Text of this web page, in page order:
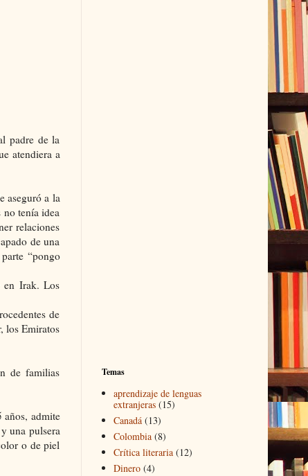
padre de la
atendiera a
aseguró a la
tenía idea
relaciones
de una
“pongo
en Irak. Los
de
los Emiratos
de familias
años, admite
una pulsera
o de piel
Temas
aprendizaje de lenguas
extranjeras (15)
Canadá (13)
Colombia (8)
Crítica literaria (12)
Dinero (4)